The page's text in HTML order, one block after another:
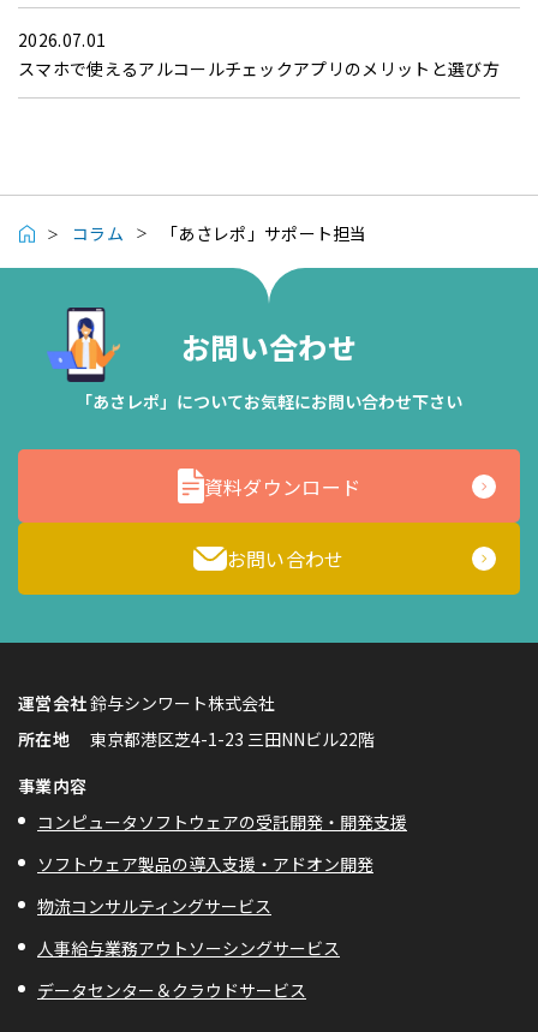
2026.07.01
スマホで使えるアルコールチェックアプリのメリットと選び方
コラム 「あさレポ」サポート担当
お問い合わせ
「あさレポ」についてお気軽にお問い合わせ下さい
資料ダウンロード
お問い合わせ
運営会社鈴与シンワート株式会社
所在地
東京都港区芝4-1-23 三田NNビル22階
事業内容
コンピュータソフトウェアの受託開発・開発支援
ソフトウェア製品の導入支援・アドオン開発
物流コンサルティングサービス
人事給与業務アウトソーシングサービス
データセンター＆クラウドサービス
プライバシー情報
プライバシー情報
お客様が当サイトを訪れると、ブラウザに情報が保存される、またはブラ
Cookie であり、対象となるのはサイト訪問者に関する情報、サイト訪問
者による設定、デバイス情報などです。これらの情報はサイトを正常に機
能させる目的を中心に使われます。個人を直接特定できる情報が保存され
ることは通常ありませんが、Web サイトのパーソナライズに使われるこ